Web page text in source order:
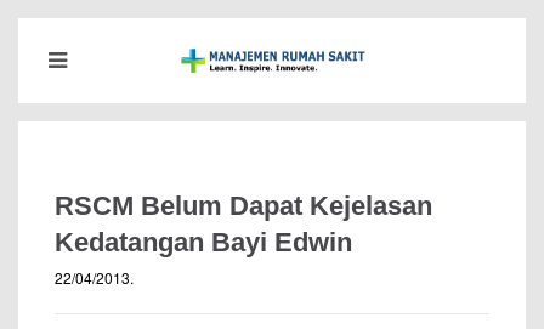
RSCM Belum Dapat Kejelasan
Kedatangan Bayi Edwin
22/04/2013.